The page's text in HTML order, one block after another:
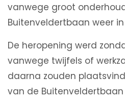
vanwege groot
Buitenveldertbaan weer
De heropening werd
vanwege twijfels of
daarna zouden
van de